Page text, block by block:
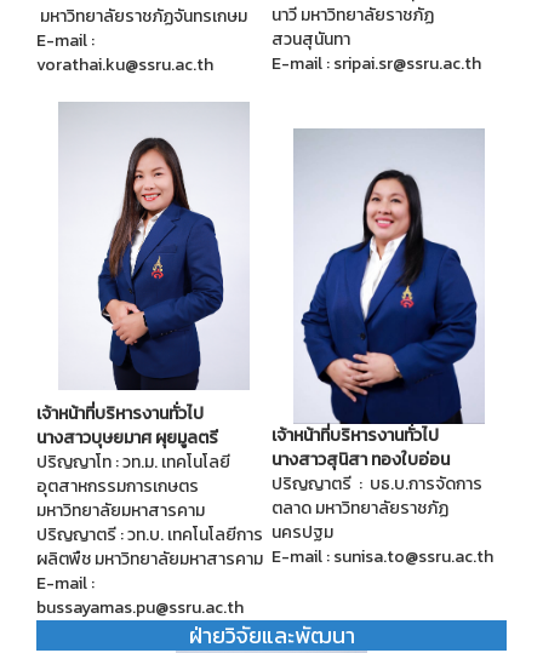
มหาวิทยาลัยราชภัฏจันทรเกษม
E-mail :
vorathai.ku@ssru.ac.th
นาวี มหาวิทยาลัยราชภัฏ
สวนสุนันทา
E-mail : sripai.sr@ssru.ac.th
เจ้าหน้าที่บริหารงานทั่วไป
นางสาวบุษยมาศ ผุยมูลตรี
ปริญญาโท : วท.ม. เทคโนโลยี
อุตสาหกรรมการเกษตร
มหาวิทยาลัยมหาสารคาม
ปริญญาตรี : วท.บ. เทคโนโลยีการ
ผลิตพืช มหาวิทยาลัยมหาสารคาม
E-mail :
bussayamas.pu@ssru.ac.th
เจ้าหน้าที่บริหารงานทั่วไป
นางสาวสุนิสา ทองใบอ่อน
ปริญญาตรี : บธ.บ.การจัดการ
ตลาด มหาวิทยาลัยราชภัฏ
นครปฐม
E-mail : sunisa.to@ssru.ac.th
ฝ่ายวิจัยและพัฒนา